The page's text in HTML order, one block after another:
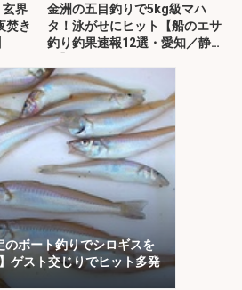
玄界
焚き
金洲の五目釣りで5kg級マハ
タ！泳がせにヒット【船のエサ
釣り釣果速報12選・愛知／静
のボート釣りでシロギスを
ゲスト交じりでヒット多発